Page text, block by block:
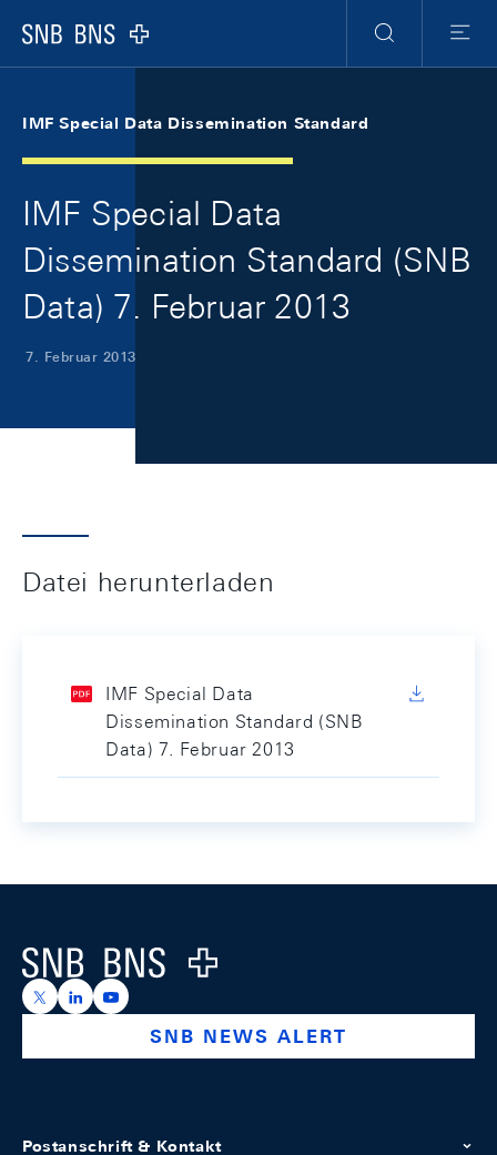
Logo
Suche
Menu
IMF Special Data Dissemination Standard
IMF Special Data
Dissemination Standard (SNB
Data) 7. Februar 2013
7. Februar 2013
Datei herunterladen
IMF Special Data
Dissemination Standard (SNB
Data) 7. Februar 2013
Logo
https://x.com/snb_bns
https://ch.linkedin.com/company/swiss-national-
https://www.youtube.com/@swissnationalbank
SNB NEWS ALERT
Postanschrift & Kontakt